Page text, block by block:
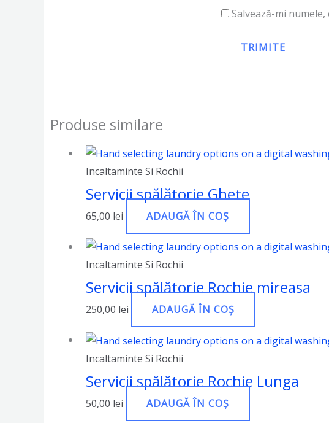
Salvează-mi
Produse similare
Incaltaminte Si Rochii
Servicii spălătorie Ghete
65,00 lei ADAUGĂ ÎN COȘ
Incaltaminte Si Rochii
Servicii spălătorie Rochie mireasa
250,00 lei ADAUGĂ ÎN COȘ
Incaltaminte Si Rochii
Servicii spălătorie Rochie Lunga
50,00 lei ADAUGĂ ÎN COȘ